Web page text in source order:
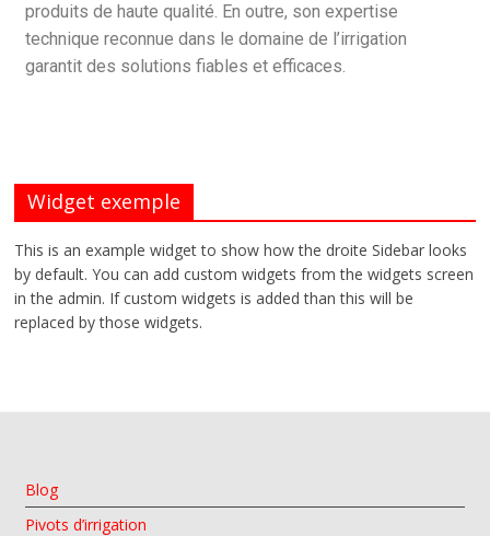
produits de haute qualité. En outre, son expertise
technique reconnue dans le domaine de l’irrigation
garantit des solutions fiables et efficaces.
Widget exemple
This is an example widget to show how the droite Sidebar looks
by default. You can add custom widgets from the widgets screen
in the admin. If custom widgets is added than this will be
replaced by those widgets.
Blog
Pivots d’irrigation